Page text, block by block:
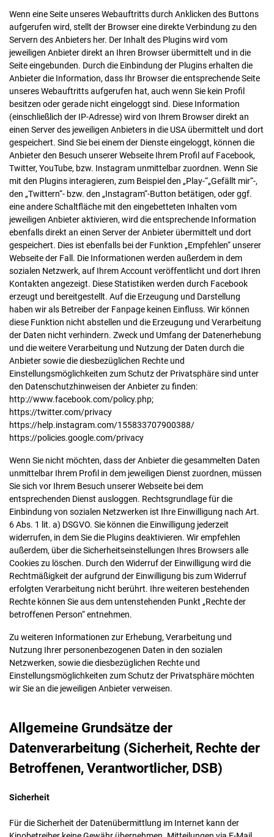
Wenn eine Seite unseres Webauftritts durch Anklicken des Buttons
aufgerufen wird, stellt der Browser eine direkte Verbindung zu den
Servern des Anbieters her. Der Inhalt des Plugins wird vom
jeweiligen Anbieter direkt an Ihren Browser übermittelt und in die
Seite eingebunden. Durch die Einbindung der Plugins erhalten die
Anbieter die Information, dass Ihr Browser die entsprechende Seite
unseres Webauftritts aufgerufen hat, auch wenn Sie kein Profil
besitzen oder gerade nicht eingeloggt sind. Diese Information
(einschließlich der IP-Adresse) wird von Ihrem Browser direkt an
einen Server des jeweiligen Anbieters in die USA übermittelt und dort
gespeichert. Sind Sie bei einem der Dienste eingeloggt, können die
Anbieter den Besuch unserer Webseite Ihrem Profil auf Facebook,
Twitter, YouTube, bzw. Instagram unmittelbar zuordnen. Wenn Sie
mit den Plugins interagieren, zum Beispiel den „Play-“„Gefällt mir“-,
den „Twittern“- bzw. den „Instagram“-Button betätigen, oder ggf.
eine andere Schaltfläche mit den eingebetteten Inhalten vom
jeweiligen Anbieter aktivieren, wird die entsprechende Information
ebenfalls direkt an einen Server der Anbieter übermittelt und dort
gespeichert. Dies ist ebenfalls bei der Funktion „Empfehlen“ unserer
Webseite der Fall. Die Informationen werden außerdem in dem
sozialen Netzwerk, auf Ihrem Account veröffentlicht und dort Ihren
Kontakten angezeigt. Diese Statistiken werden durch Facebook
erzeugt und bereitgestellt. Auf die Erzeugung und Darstellung
haben wir als Betreiber der Fanpage keinen Einfluss. Wir können
diese Funktion nicht abstellen und die Erzeugung und Verarbeitung
der Daten nicht verhindern. Zweck und Umfang der Datenerhebung
und die weitere Verarbeitung und Nutzung der Daten durch die
Anbieter sowie die diesbezüglichen Rechte und
Einstellungsmöglichkeiten zum Schutz der Privatsphäre sind unter
den Datenschutzhinweisen der Anbieter zu finden:
http://www.facebook.com/policy.php;
https://twitter.com/privacy
https://help.instagram.com/155833707900388/
https://policies.google.com/privacy
Wenn Sie nicht möchten, dass der Anbieter die gesammelten Daten
unmittelbar Ihrem Profil in dem jeweiligen Dienst zuordnen, müssen
Sie sich vor Ihrem Besuch unserer Webseite bei dem
entsprechenden Dienst ausloggen. Rechtsgrundlage für die
Einbindung von sozialen Netzwerken ist Ihre Einwilligung nach Art.
6 Abs. 1 lit. a) DSGVO. Sie können die Einwilligung jederzeit
widerrufen, in dem Sie die Plugins deaktivieren. Wir empfehlen
außerdem, über die Sicherheitseinstellungen Ihres Browsers alle
Cookies zu löschen. Durch den Widerruf der Einwilligung wird die
Rechtmäßigkeit der aufgrund der Einwilligung bis zum Widerruf
erfolgten Verarbeitung nicht berührt. Ihre weiteren bestehenden
Rechte können Sie aus dem untenstehenden Punkt „Rechte der
betroffenen Person“ entnehmen.
Zu weiteren Informationen zur Erhebung, Verarbeitung und
Nutzung Ihrer personenbezogenen Daten in den sozialen
Netzwerken, sowie die diesbezüglichen Rechte und
Einstellungsmöglichkeiten zum Schutz der Privatsphäre möchten
wir Sie an die jeweiligen Anbieter verweisen.
Allgemeine Grundsätze der
Datenverarbeitung (Sicherheit, Rechte der
Betroffenen, Verantwortlicher, DSB)
Sicherheit
Für die Sicherheit der Datenübermittlung im Internet kann der